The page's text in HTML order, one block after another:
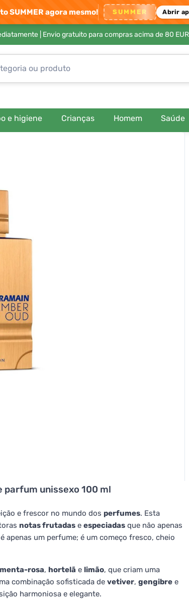
SUMMER agora mesmo! SUMMER Abrir
| Envio gratuito para compras acima de 80 EUR
e higiene Crianças Homem Saúde
parfum unissexo 100 ml
e frescor no mundo dos perfumes. Esta
notas frutadas e especiadas que não apenas
apenas um perfume; é um começo fresco, cheio
rosa, hortelã e limão, que criam uma
combinação sofisticada de vetiver, gengibre e
harmoniosa e elegante.